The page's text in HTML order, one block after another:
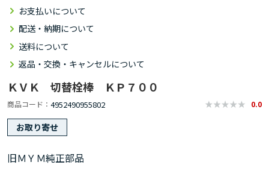
お支払いについて
配送・納期について
送料について
返品・交換・キャンセルについて
ＫＶＫ 切替栓棒 ＫＰ７００
商品コード 4952490955802 0.0
お取り寄せ
旧ＭＹＭ純正部品